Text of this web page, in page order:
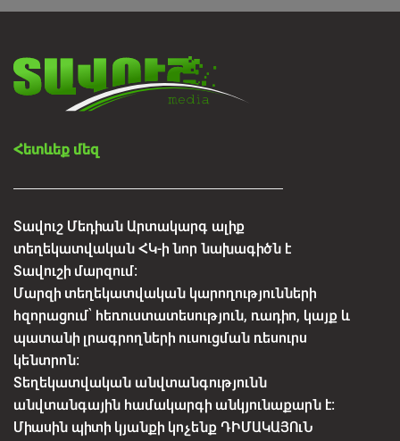
Հետևեք մեզ
Տավուշ Մեդիան Արտակարգ ալիք
տեղեկատվական ՀԿ-ի նոր նախագիծն է
Տավուշի մարզում:
Մարզի տեղեկատվական կարողությունների
հզորացում՝ հեռուստատեսություն, ռադիո, կայք և
պատանի լրագրողների ուսուցման ռեսուրս
կենտրոն:
Տեղեկատվական անվտանգությունն
անվտանգային համակարգի անկյունաքարն է:
Միասին պիտի կյանքի կոչենք ԴԻՄԱԿԱՅՈւՆ